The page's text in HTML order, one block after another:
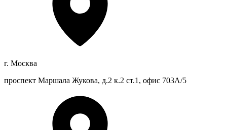
г. Москва
проспект Маршала Жукова, д.2 к.2 ст.1, офис 703А/5